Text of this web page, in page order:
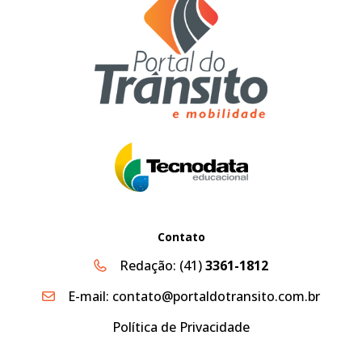
Contato
Redação: (41)3361-1812
E-mail: contato@portaldotransito.com.br
Política de Privacidade